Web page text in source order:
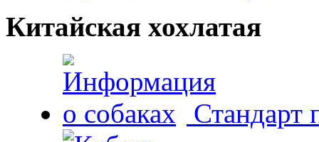
Китайская хохлатая